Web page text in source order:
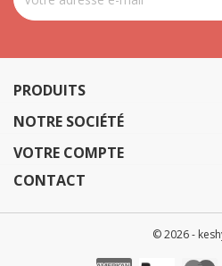
PRODUITS
NOTRE SOCIÉTÉ
VOTRE COMPTE
CONTACT
© 2026 -